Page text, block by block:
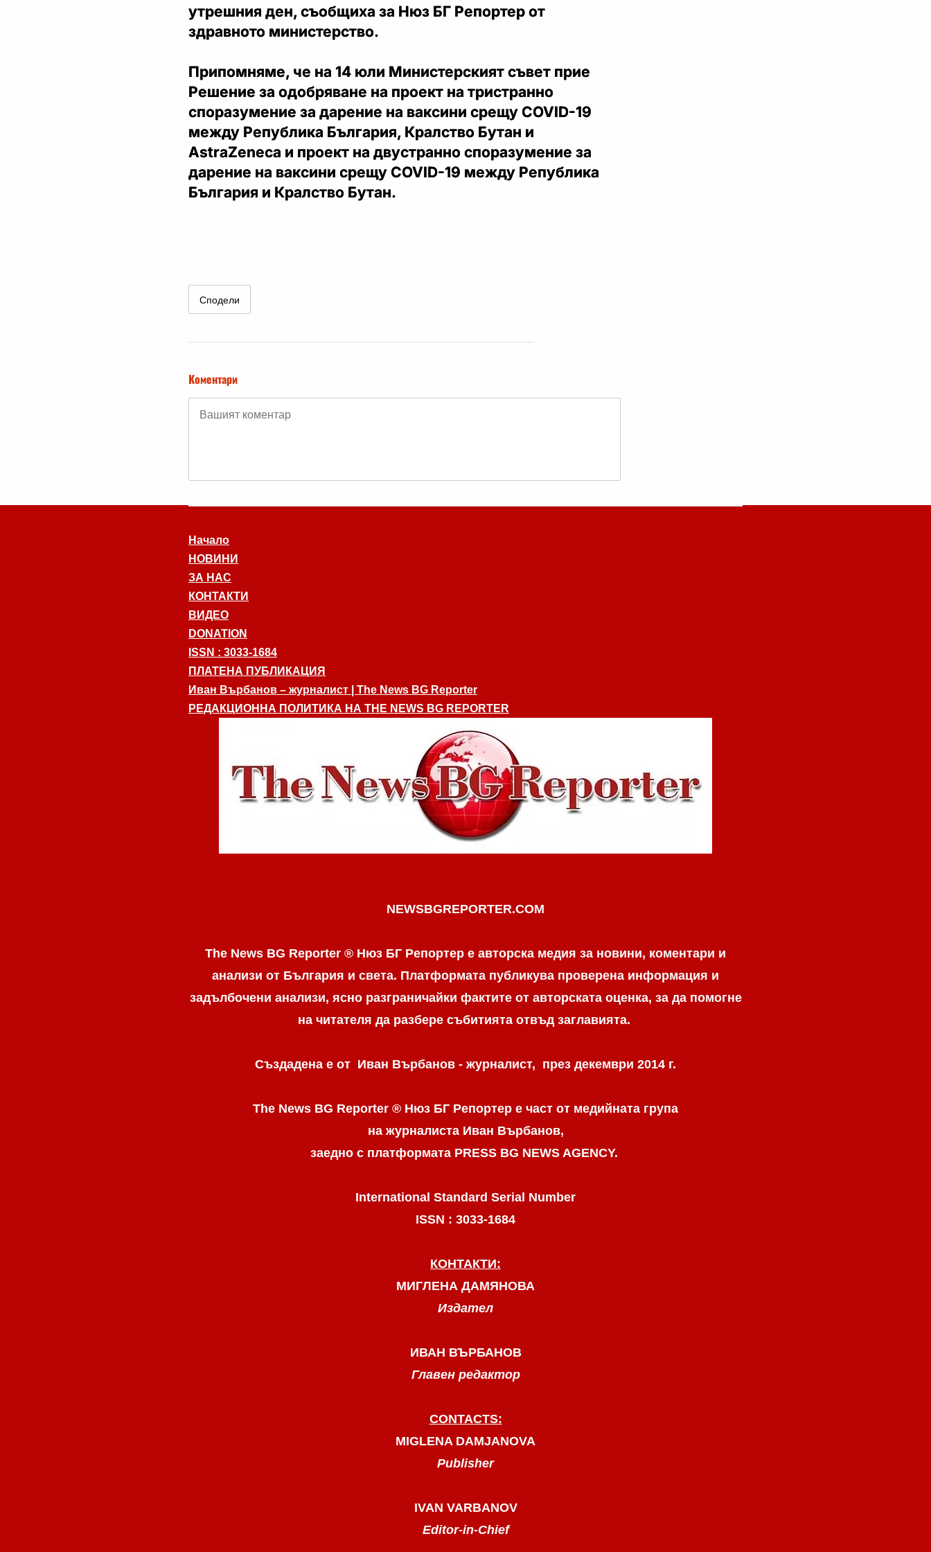
утрешния ден, съобщиха за Нюз БГ Репортер от
здравното министерство.
Припомняме, че на 14 юли Министерският съвет прие
Решение за одобряване на проект на тристранно
споразумение за дарение на ваксини срещу COVID-19
между Република България, Кралство Бутан и
AstraZeneca и проект на двустранно споразумение за
дарение на ваксини срещу COVID-19 между Република
България и Кралство Бутан.
Сподели
Коментари
Начало
НОВИНИ
ЗА НАС
КОНТАКТИ
ВИДЕО
DONATION
ISSN : 3033-1684
ПЛАТЕНА ПУБЛИКАЦИЯ
Иван Върбанов – журналист | The News BG Reporter
РЕДАКЦИОННА ПОЛИТИКА НА THE NEWS BG REPORTER
NEWSBGREPORTER.COM
The News BG Reporter ® Нюз БГ Репортер е авторска медия за новини, коментари и
анализи от България и света. Платформата публикува проверена информация и
задълбочени анализи, ясно разграничaйки фактите от авторската оценка, за да помогне
на читателя да разбере събитията отвъд заглавията.
Създадена е от Иван Върбанов - журналист, през декември 2014 г.
The News BG Reporter ® Нюз БГ Репортер е част от медийната група
на журналиста Иван Върбанов,
заедно с платформата PRESS BG NEWS AGENCY.
International Standard Serial Number
ISSN : 3033-1684
КОНТАКТИ:
МИГЛЕНА ДАМЯНОВА
Издател
ИВАН ВЪРБАНОВ
Главен редактор
CONTACTS:
MIGLENA DAMJANOVA
Publisher
IVAN VARBANOV
Editor-in-Chief